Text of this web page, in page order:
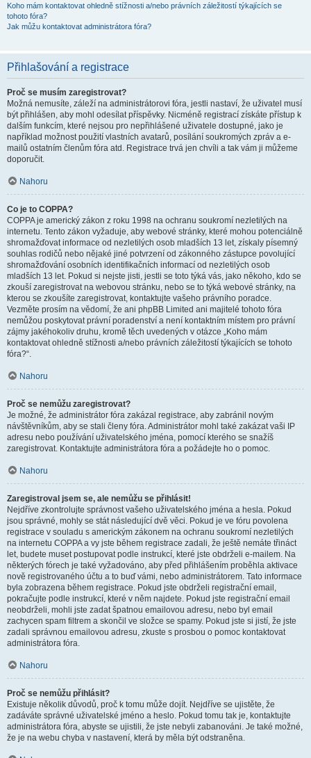
Koho mám kontaktovat ohledně stížnosti a/nebo právních záležitostí týkajících se
tohoto fóra?
Jak můžu kontaktovat administrátora fóra?
Přihlašování a registrace
Proč se musím zaregistrovat?
Možná nemusíte, záleží na administrátorovi fóra, jestli nastaví, že uživatel musí
být přihlášen, aby mohl odesílat příspěvky. Nicméně registrací získáte přístup k
dalším funkcím, které nejsou pro nepřihlášené uživatele dostupné, jako je
například možnost použití vlastních avatarů, posílání soukromých zpráv a e-
mailů ostatním členům fóra atd. Registrace trvá jen chvíli a tak vám ji můžeme
doporučit.
Nahoru
Co je to COPPA?
COPPA je americký zákon z roku 1998 na ochranu soukromí nezletilých na
internetu. Tento zákon vyžaduje, aby webové stránky, které mohou potenciálně
shromažďovat informace od nezletilých osob mladších 13 let, získaly písemný
souhlas rodičů nebo nějaké jiné potvrzení od zákonného zástupce povolující
shromažďování osobních identifikačních informací od nezletilých osob
mladších 13 let. Pokud si nejste jisti, jestli se toto týká vás, jako někoho, kdo se
zkouší zaregistrovat na webovou stránku, nebo se to týká webové stránky, na
kterou se zkoušíte zaregistrovat, kontaktujte vašeho právního poradce.
Vezměte prosím na vědomí, že ani phpBB Limited ani majitelé tohoto fóra
nemůžou poskytovat právní poradenství a není kontaktním místem pro právní
zájmy jakéhokoliv druhu, kromě těch uvedených v otázce „Koho mám
kontaktovat ohledně stížnosti a/nebo právních záležitostí týkajících se tohoto
fóra?“.
Nahoru
Proč se nemůžu zaregistrovat?
Je možné, že administrátor fóra zakázal registrace, aby zabránil novým
návštěvníkům, aby se stali členy fóra. Administrátor mohl také zakázat vaši IP
adresu nebo používání uživatelského jména, pomocí kterého se snažíš
zaregistrovat. Kontaktujte administrátora fóra a požádejte ho o pomoc.
Nahoru
Zaregistroval jsem se, ale nemůžu se přihlásit!
Nejdříve zkontrolujte správnost vašeho uživatelského jména a hesla. Pokud
jsou správné, mohly se stát následující dvě věci. Pokud je ve fóru povolena
registrace v souladu s americkým zákonem na ochranu soukromí nezletilých
na internetu COPPA a vy jste během registrace zadali, že ještě nemáte třináct
let, budete muset postupovat podle instrukcí, které jste obdrželi e-mailem. Na
některých fórech je také vyžadováno, aby před přihlášením proběhla aktivace
nově registrovaného účtu a to buď vámi, nebo administrátorem. Tato informace
byla zobrazena během registrace. Pokud jste obdrželi registrační email,
pokračujte podle instrukcí, které v něm najdete. Pokud jste registrační email
neobdrželi, mohli jste zadat špatnou emailovou adresu, nebo byl email
zachycen spam filtrem a skončil ve složce se spamy. Pokud jste si jistí, že jste
zadali správnou emailovou adresu, zkuste s prosbou o pomoc kontaktovat
administrátora fóra.
Nahoru
Proč se nemůžu přihlásit?
Existuje několik důvodů, proč k tomu může dojít. Nejdříve se ujistěte, že
zadáváte správné uživatelské jméno a heslo. Pokud tomu tak je, kontaktujte
administrátora fóra, abyste se ujistili, že jste nebyli zabanováni. Je také možné,
že je na webu chyba v nastavení, která by měla být odstraněna.